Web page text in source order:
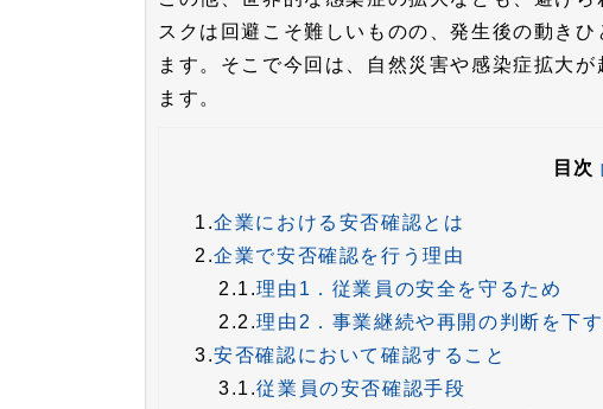
スクは回避こそ難しいものの、発生後の動き
ます。そこで今回は、自然災害や感染症拡大が
ます。
目次
1.企業における安否確認とは
2.企業で安否確認を行う理由
2.1.理由1．従業員の安全を守るため
2.2.理由2．事業継続や再開の判断を下
3.安否確認において確認すること
3.1.従業員の安否確認手段